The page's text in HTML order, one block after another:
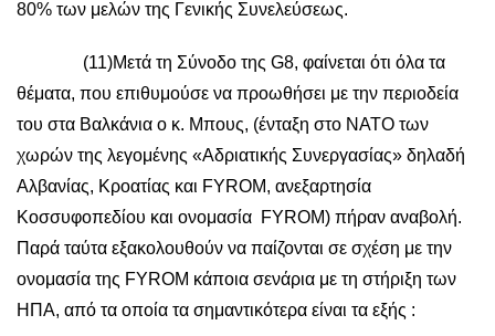
80% των μελών της Γενικής Συνελεύσεως.
(11)Μετά τη Σύνοδο της G8, φαίνεται ότι όλα τα
θέματα, που επιθυμούσε να προωθήσει με την περιοδεία
του στα Βαλκάνια ο κ. Μπους, (ένταξη στο ΝΑΤΟ των
χωρών της λεγομένης «Αδριατικής Συνεργασίας» δηλαδή
Αλβανίας, Κροατίας και FYROM, ανεξαρτησία
Κοσσυφοπεδίου και ονομασία FYROM) πήραν αναβολή.
Παρά ταύτα εξακολουθούν να παίζονται σε σχέση με την
ονομασία της FYROM κάποια σενάρια με τη στήριξη των
ΗΠΑ, από τα οποία τα σημαντικότερα είναι τα εξής :